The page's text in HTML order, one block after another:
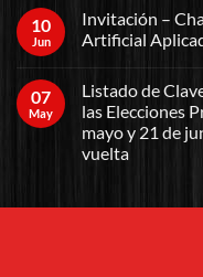
10
Jun
Invitación –
Artificial
07
May
Listado de
las Elecciones
mayo y 21 de
vuelta